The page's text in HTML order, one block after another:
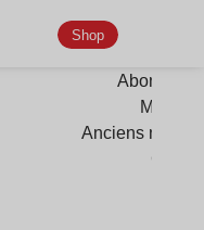
Shop
Anciens